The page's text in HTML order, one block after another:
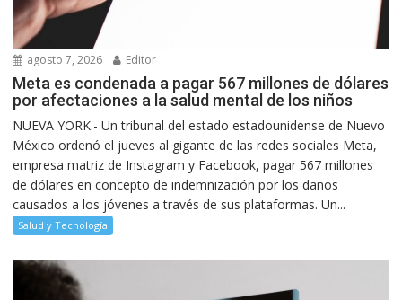
agosto 7, 2026 Editor
Meta es condenada a pagar 567 millones de dólares
por afectaciones a la salud mental de los niños
NUEVA YORK.- Un tribunal del estado estadounidense de Nuevo
México ordenó el jueves al gigante de las redes sociales Meta,
empresa matriz de Instagram y Facebook, pagar 567 millones
de dólares en concepto de indemnización por los daños
causados a los jóvenes a través de sus plataformas. Un...
Salud y Tecnología